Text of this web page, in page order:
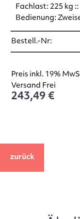
Fachlast: 225 kg
Bedienung:
Bestell.-Nr:
Preis inkl. 19%
Versand Frei
243,49 €
zurück